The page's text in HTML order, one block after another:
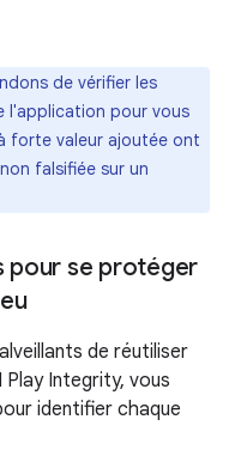
de vérifier les
l'application pour vous
forte valeur ajoutée ont
falsifiée sur un
pour se protéger
de réutiliser
Integrity, vous
identifier chaque